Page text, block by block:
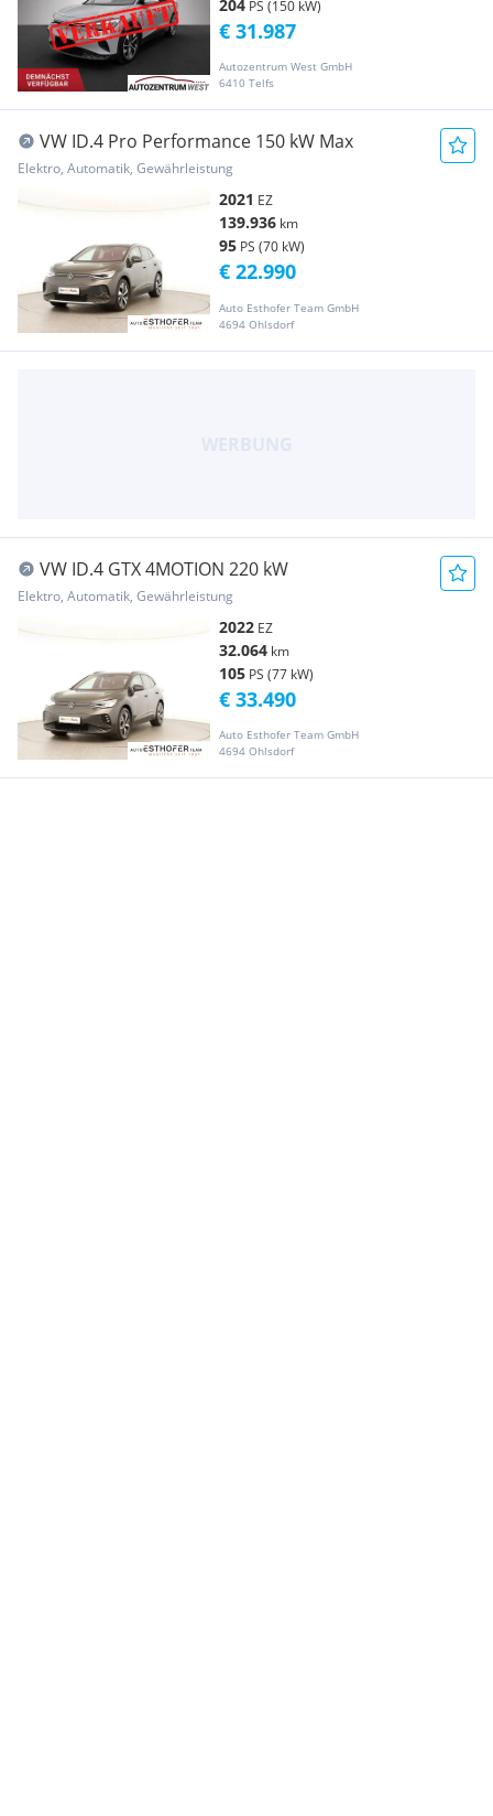
204 PS (150 kW)
Autozentrum West GmbH
6410 Telfs
€ 31.987
VW ID.4 Pro Performance 150 kW Max
Elektro, Automatik, Gewährleistung
2021 EZ
139.936 km
95 PS (70 kW)
Auto Esthofer Team GmbH
4694 Ohlsdorf
€ 22.990
VW ID.4 GTX 4MOTION 220 kW
Elektro, Automatik, Gewährleistung
2022 EZ
32.064 km
105 PS (77 kW)
Auto Esthofer Team GmbH
4694 Ohlsdorf
€ 33.490